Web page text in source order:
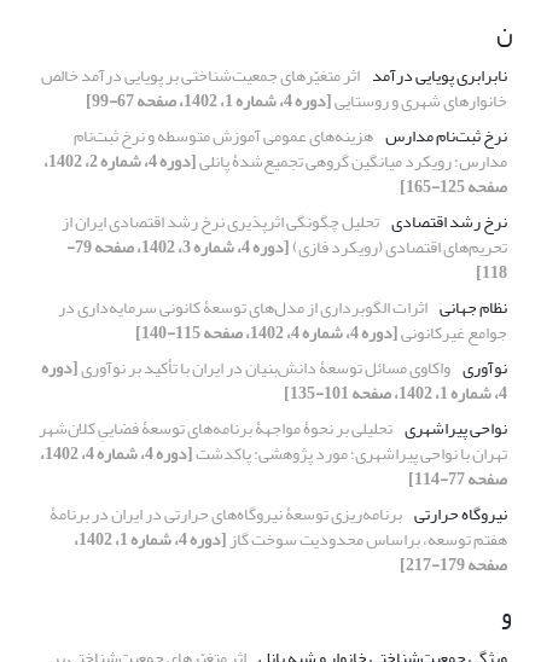
ن
نابرابری پویایی درآمد اثر متغیّرهای جمعیت‏‌شناختی بر پویایی درآمد خالص
خانوارهای شهری و روستایی[دوره 4، شماره 1، 1402، صفحه 67-99]
نرخ ثبت‌نام مدارس هزینه‌های عمومی آموزش متوسطه و نرخ ثبت‌نام
مدارس: رویکرد میانگین گروهی تجمیع‌شدۀ پانلی [دوره 4، شماره 2، 1402،
صفحه 125-165]
نرخ رشد اقتصادی تحلیل چگونگی اثرپذیری نرخ رشد اقتصادی ایران از
تحریم‌های اقتصادی (رویکرد فازی) [دوره 4، شماره 3، 1402، صفحه 79-
118]
نظام‌ جهانی اثرات الگوبرداری از مدل‌های توسعۀ کانونی سرمایه‌داری در
جوامع غیرکانونی[دوره 4، شماره 4، 1402، صفحه 115-140]
نوآوری واکاوی مسائل توسعۀ دانش‌بنیان در ایران با تأکید بر نوآوری[دوره
4، شماره 1، 1402، صفحه 101-135]
نواحی پیراشهری تحلیلی بر نحوۀ مواجهۀ برنامه‌های توسعۀ فضاییِ کلان‌شهر
تهران با نواحی پیراشهری؛ مورد پژوهشی: پاکدشت [دوره 4، شماره 4، 1402،
صفحه 77-114]
نیروگاه حرارتی برنامه‌ریزی توسعۀ نیروگاه‌‏های حرارتی در ایران در برنامۀ
هفتم توسعه، براساس محدودیت سوخت گاز [دوره 4، شماره 1، 1402،
صفحه 179-217]
و